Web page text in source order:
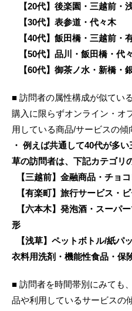
【20代】後楽園・三越前・
【30代】表参道・代々木
【40代】飯田橋・三越前・
【50代】品川・飯田橋・代
【60代】御茶ノ水・新橋・
■ 訪問者の属性構成が似てい
購入に限らずオンライン・オ
用している商品/サービスの傾
・ 例えば共通して40代が多
草の訪問者は、下記カテゴリ
【三越前】金融商品・チョ
【有楽町】旅行サービス・
【六本木】発泡酒・スーパ
形
【浅草】ペットボトル/紙パ
衣料用洗剤・機能性食品・保
■ 訪問者を時間帯別にみても
品や利用しているサービスの